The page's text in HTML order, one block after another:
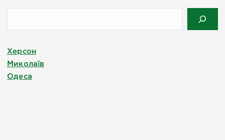
Херсон
Миколаїв
Одеса